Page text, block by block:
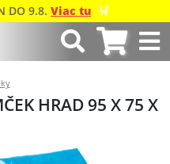
DO 9.8. Viac tu 🛒
HRAD 95 X 75 X